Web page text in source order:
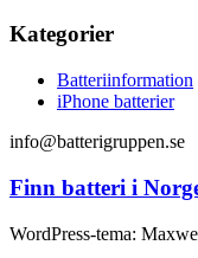
Kategorier
Batteriinformation
iPhone batterier
info@batterigruppen.se
Finn batteri i
WordPress-tema: